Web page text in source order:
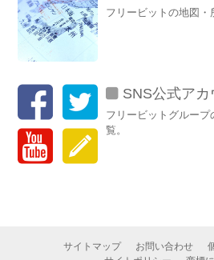
フリービットの地図・
SNS公式ア
フリービットグルー
覧。
サイトマップ お問い合わせ